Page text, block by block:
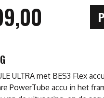
ULTRA met BES3 Flex
PowerTube accu in het